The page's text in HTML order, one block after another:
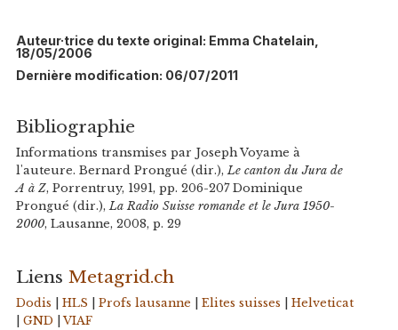
Auteur·trice du texte original: Emma Chatelain,
18/05/2006
Dernière modification: 06/07/2011
Bibliographie
Informations transmises par Joseph Voyame à
l'auteure. Bernard Prongué (dir.), Le canton du Jura de
A à Z, Porrentruy, 1991, pp. 206-207 Dominique
Prongué (dir.), La Radio Suisse romande et le Jura 1950-
2000, Lausanne, 2008, p. 29
Liens Metagrid.ch
Dodis HLS Profs lausanne Elites suisses
Helveticat
GND |VIAF